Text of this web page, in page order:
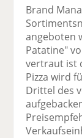
Brand
angeboten
Patatine"
vertraut ist
Pizza wird
Drittel des